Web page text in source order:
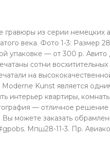
из серии немецких
века. Фото 1-3:
упаковке — от 300 р.
сотни
на
Kunst является
интерьер квартиры,
— отличное
можете заказать
Мпш28-11-3. Пр.